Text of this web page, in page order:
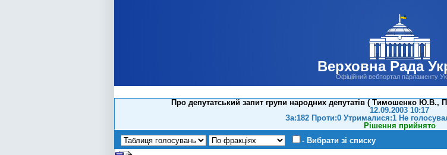
Верховна Рада
Офіційний вебпортал парламенту
Про депутатський запит групи народних депутатів ( Тимошенко Ю.В.,
12.09.2003 10:17
За:182 Проти:0 Утрималися:1 Не
Рішення прийнято
- Вибрати зі списку